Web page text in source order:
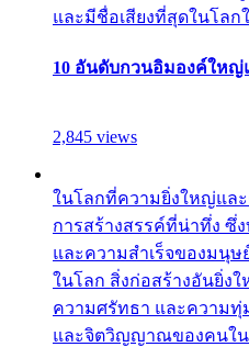
และมีชื่อเสียงที่สุดในโลก
10 อันดับกวนอิมองค์ใหญ่
2,845 views
ในโลกที่ความยิ่งใหญ่แล
การสร้างสรรค์ที่น่าทึ่ง ซึ่
และความสำเร็จของมนุ
ในโลก สิ่งก่อสร้างอันยิ่ง
ความศรัทธา และความทุ่
และจิตวิญญาณของคนใน